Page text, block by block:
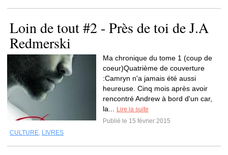
Loin de tout #2 - Près de toi de J.A
Redmerski
Ma chronique du tome 1 (coup de
coeur)Quatrième de couverture
:Camryn n'a jamais été aussi
heureuse. Cinq mois après avoir
rencontré Andrew à bord d'un car,
la...
Lire la suite
Publié le 15 février 2015
CULTURE, LIVRES